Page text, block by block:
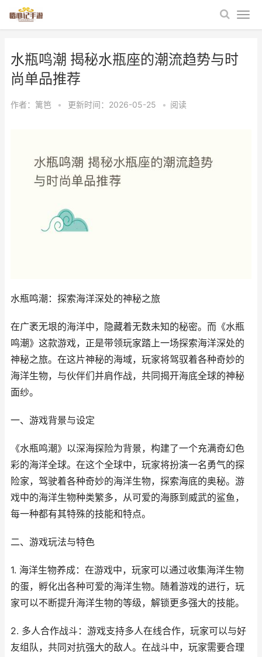
水瓶鸣潮 揭秘水瓶座的潮流趋势与时
尚单品推荐
作者： 篱笆 • 更新时间：2026-05-25 • 阅读
水瓶鸣潮：探索海洋深处的神秘之旅
在广袤无垠的海洋中，隐藏着无数未知的秘密。而《水瓶
鸣潮》这款游戏，正是带领玩家踏上一场探索海洋深处的
神秘之旅。在这片神秘的海域，玩家将驾驭着各种奇妙的
海洋生物，与伙伴们并肩作战，共同揭开海底全球的神秘
面纱。
一、游戏背景与设定
《水瓶鸣潮》以深海探险为背景，构建了一个充满奇幻色
彩的海洋全球。在这个全球中，玩家将扮演一名勇气的探
险家，驾驶着各种奇妙的海洋生物，探索海底的奥秘。游
戏中的海洋生物种类繁多，从可爱的海豚到威武的鲨鱼，
每一种都有其特殊的技能和特点。
二、游戏玩法与特色
1. 海洋生物养成：在游戏中，玩家可以通过收集海洋生物
的蛋，孵化出各种可爱的海洋生物。随着游戏的进行，玩
家可以不断提升海洋生物的等级，解锁更多强大的技能。
2. 多人合作战斗：游戏支持多人在线合作，玩家可以与好
友组队，共同对抗强大的敌人。在战斗中，玩家需要合理